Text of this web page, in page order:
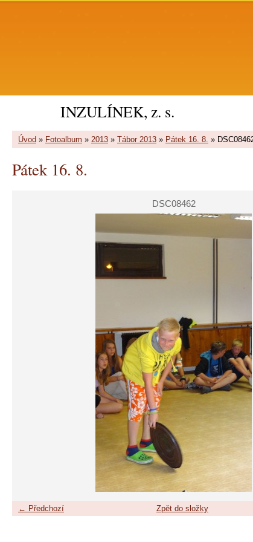
INZULÍNEK, z. s.
Úvod » Fotoalbum » 2013 » Tábor 2013 » Pátek 16. 8. »
Pátek 16. 8.
DSC08462
← Předchozí Zpět do složky